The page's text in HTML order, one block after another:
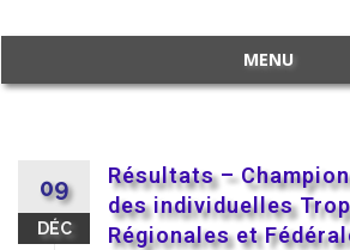
MENU
09
DÉC
Résultats –
des individuelles
Régionales et